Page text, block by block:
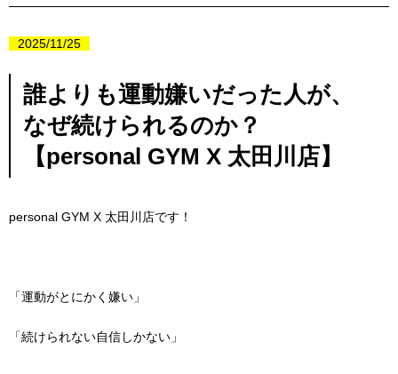
2025/11/25
誰よりも運動嫌いだった人が、
なぜ続けられるのか？
【personal GYM X 太田川店】
personal GYM X 太田川店です！
「運動がとにかく嫌い」
「続けられない自信しかない」